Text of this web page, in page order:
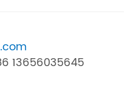
13656035645